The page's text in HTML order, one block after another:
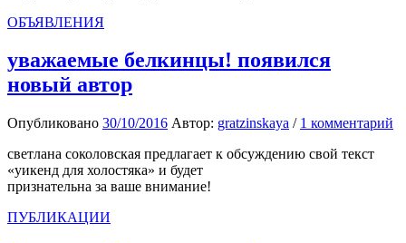
ОБЪЯВЛЕНИЯ
уважаемые белкинцы! появился
новый автор
Опубликовано 30/10/2016 Автор: gratzinskaya / 1 комментарий
светлана соколовская предлагает к обсуждению свой текст
«уикенд для холостяка» и будет
признательна за ваше внимание!
ПУБЛИКАЦИИ